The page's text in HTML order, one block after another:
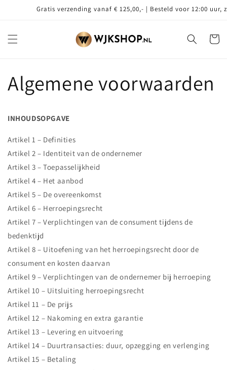
naar de
Gratis verzending vanaf € 125,00,- | Besteld voor 12:00 uur, zelfde
Algemene voorwaarden
INHOUDSOPGAVE
Artikel 1 – Definities
Artikel 2 – Identiteit van de ondernemer
Artikel 3 – Toepasselijkheid
Artikel 4 – Het aanbod
Artikel 5 – De overeenkomst
Artikel 6 – Herroepingsrecht
Artikel 7 – Verplichtingen van de consument tijdens de
bedenktijd
Artikel 8 – Uitoefening van het herroepingsrecht door de
consument en kosten daarvan
Artikel 9 – Verplichtingen van de ondernemer bij herroeping
Artikel 10 – Uitsluiting herroepingsrecht
Artikel 11 – De prijs
Artikel 12 – Nakoming en extra garantie
Artikel 13 – Levering en uitvoering
Artikel 14 – Duurtransacties: duur, opzegging en verlenging
Artikel 15 – Betaling